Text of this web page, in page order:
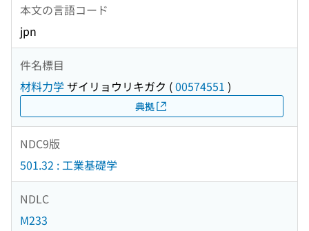
本文の言語コード
jpn
件名標目
材料力学 ザイリョウリキガク (00574551 )
典拠
NDC9版
501.32 : 工業基礎学
NDLC
M233